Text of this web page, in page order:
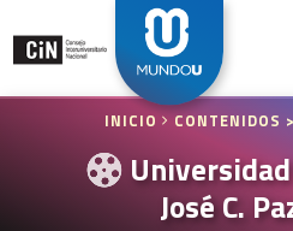
INICIO CONTENIDOS
José C.